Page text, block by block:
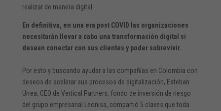
realizar de manera digital.
En definitiva, en una era post COVID las organizaciones
necesitarán llevar a cabo una transformación digital si
desean conectar con sus clientes y poder sobrevivir.
Por esto y buscando ayudar a las compañías en Colombia con
deseos de acelerar sus procesos de digitalización, Esteban
Urrea, CEO de Vertical Partners, fondo de inversión de riesgo
del grupo empresarial Leonisa, compartió 5 claves que toda